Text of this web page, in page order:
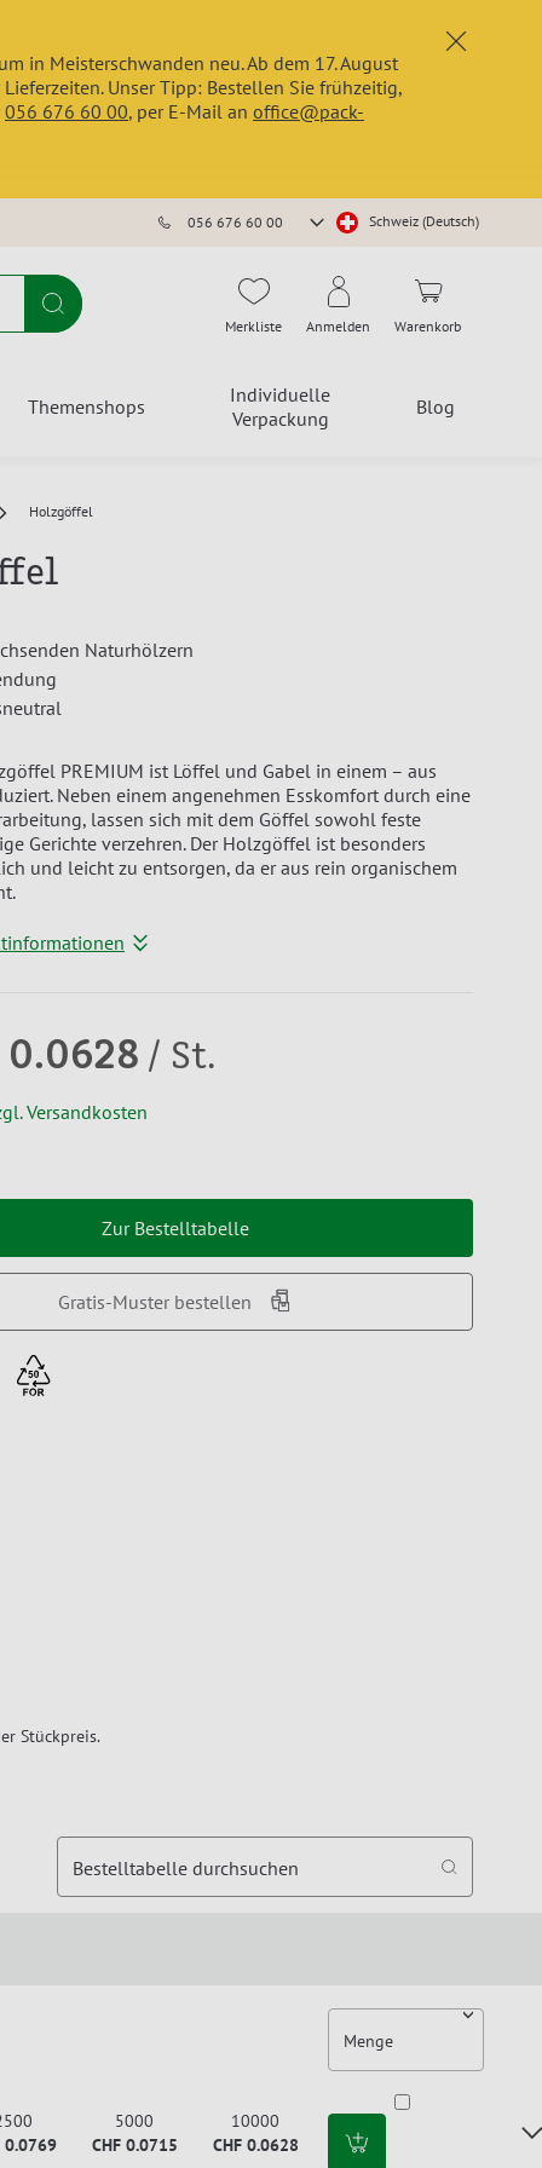
x
in Meisterschwanden neu. Ab dem 17. August
Unser Tipp: Bestellen Sie frühzeitig,
056 676 60 00, per E-Mail an office@pack-
056 676 60 00
Store
Schweiz (Deutsch)
Suche Merkliste Anmelden Warenkorb
Themenshops
Individuelle
Verpackung
Blog
Holzgöffel
Naturhölzern
PREMIUM ist Löffel und Gabel in einem – aus
Neben einem angenehmen Esskomfort durch eine
lassen sich mit dem Göffel sowohl feste
Gerichte verzehren. Der Holzgöffel ist besonders
und leicht zu entsorgen, da er aus rein organischem
0.0628 / St.
Versandkosten
Zur Bestelltabelle
Gratis-Muster bestellen
Stückpreis.
Bestelltabelle durchsuchen
0.0769
5000
CHF 0.0715
10000
CHF 0.0628
Menge